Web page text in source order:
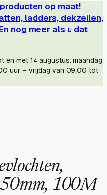
op maat!
ladders, dekzeilen,
nog meer als u dat
en met 14 augustus: maandag
uur – vrijdag van 09.00 tot
100M